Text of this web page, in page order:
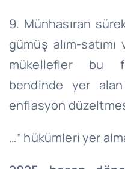
9. Münhasıran
gümüş alım-
mükellefler bu
bendinde yer alan
enflasyon
…” hükümleri yer